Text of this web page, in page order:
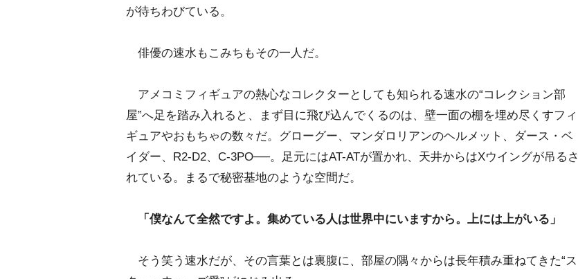
が待ちわびている。
俳優の速水もこみちもその一人だ。
アメコミフィギュアの熱心なコレクターとしても知られる速水の“コレクション部
屋”へ足を踏み入れると、まず目に飛び込んでくるのは、壁一面の棚を埋め尽くすフィ
ギュアやおもちゃの数々だ。グローグー、マンダロリアンのヘルメット、ダース・ベ
イダー、R2-D2、C-3PO──。足元にはAT-ATが置かれ、天井からはXウイングが吊るさ
れている。まるで秘密基地のような空間だ。
「僕なんて全然ですよ。集めている人は世界中にいますから。上には上がいる」
そう笑う速水だが、その言葉とは裏腹に、部屋の隅々からは長年積み重ねてきた“ス